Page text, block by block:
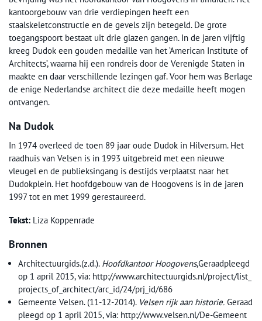
kantoorgebouw van drie verdiepingen heeft een
staalskeletconstructie en de gevels zijn betegeld. De grote
toegangspoort bestaat uit drie glazen gangen. In de jaren vijftig
kreeg Dudok een gouden medaille van het ‘American Institute of
Architects’, waarna hij een rondreis door de Verenigde Staten in
maakte en daar verschillende lezingen gaf. Voor hem was Berlage
de enige Nederlandse architect die deze medaille heeft mogen
ontvangen.
Na Dudok
In 1974 overleed de toen 89 jaar oude Dudok in Hilversum. Het
raadhuis van Velsen is in 1993 uitgebreid met een nieuwe
vleugel en de publieksingang is destijds verplaatst naar het
Dudokplein. Het hoofdgebouw van de Hoogovens is in de jaren
1997 tot en met 1999 gerestaureerd.
Tekst: Liza Koppenrade
Bronnen
Architectuurgids.(z.d.). Hoofdkantoor Hoogovens,Geraadpleegd
op 1 april 2015, via: http://www.architectuurgids.nl/project/list_
projects_of_architect/arc_id/24/prj_id/686
Gemeente Velsen. (11-12-2014). Velsen rijk aan historie. Geraad
pleegd op 1 april 2015, via: http://www.velsen.nl/De-Gemeent